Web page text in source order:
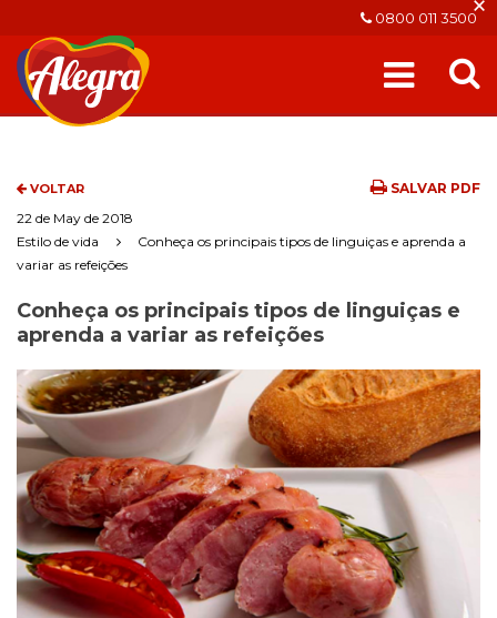
0800 011 3500
VOLTAR
SALVAR PDF
22 de May de 2018
Estilo de vida
Conheça os principais tipos de linguiças e aprenda a
variar as refeições
Conheça os principais tipos de linguiças e
aprenda a variar as refeições
Cookies
Necessários